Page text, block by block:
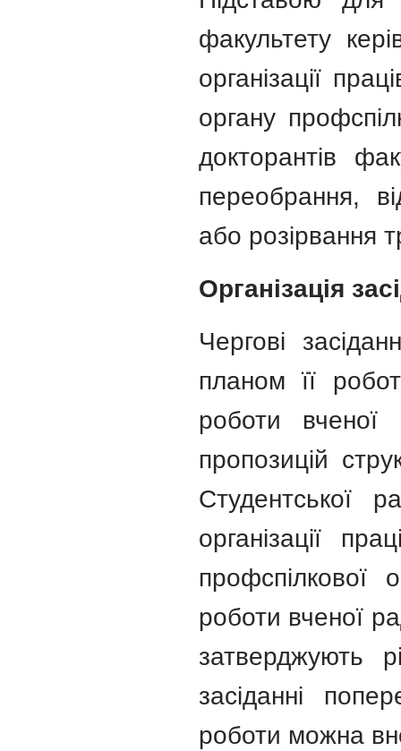
факультету
організації
органу
докторантів
переобрання,
або розірвання
Організація
Чергові
планом її
роботи
пропозицій
Студентської
організації
профспілкової
роботи вченої
затверджують
засіданні
роботи можна